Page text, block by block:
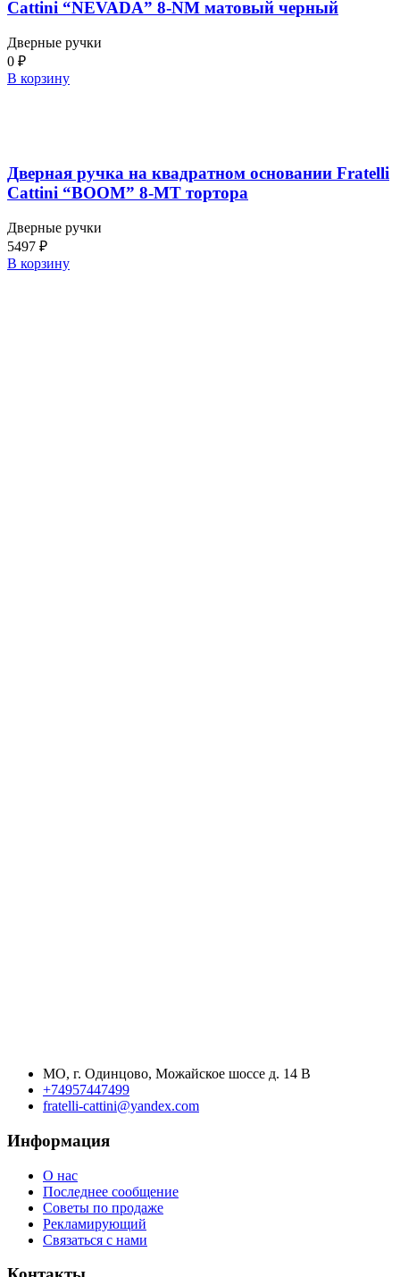
Cattini “NEVADA” 8-NM матовый черный
Дверные ручки
0 ₽
В корзину
Дверная ручка на квадратном основании Fratelli
Cattini “BOOM” 8-MT тортора
Дверные ручки
5497 ₽
В корзину
МО, г. Одинцово, Можайское шоссе д. 14 В
+74957447499
fratelli-cattini@yandex.com
Информация
О нас
Последнее сообщение
Советы по продаже
Рекламирующий
Связаться с нами